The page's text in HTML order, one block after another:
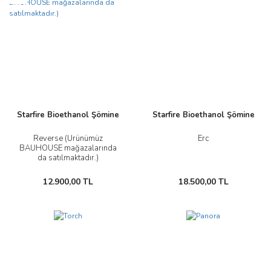
Starfire Bioethanol Şömine
Reverse (Ürünümüz
BAUHOUSE mağazalarında
da satılmaktadır.)
12.900,00 TL
Starfire Bioethanol Şömine
Erc
18.500,00 TL